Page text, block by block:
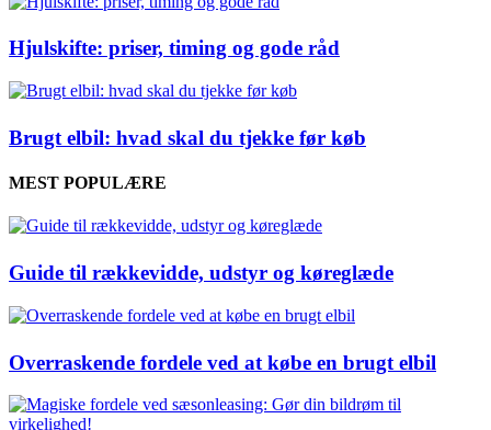
Hjulskifte: priser, timing og gode råd
Brugt elbil: hvad skal du tjekke før køb
MEST POPULÆRE
Guide til rækkevidde, udstyr og køreglæde
Overraskende fordele ved at købe en brugt elbil